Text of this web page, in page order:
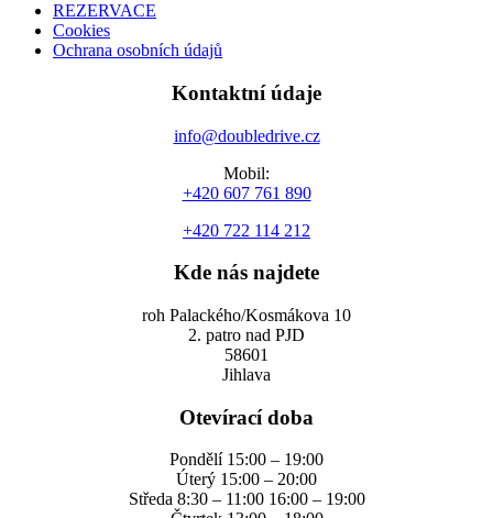
REZERVACE
Cookies
Ochrana osobních údajů
Kontaktní údaje
info@doubledrive.cz
Mobil:
+420 607 761 890
+420 722 114 212
Kde nás najdete
roh Palackého/Kosmákova 10
2. patro nad PJD
58601
Jihlava
Otevírací doba
Pondělí 15:00 – 19:00
Úterý 15:00 – 20:00
Středa 8:30 – 11:00 16:00 – 19:00